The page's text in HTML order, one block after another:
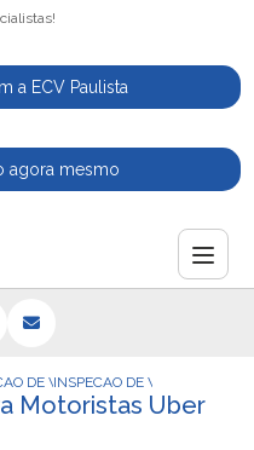
a ECV Paulista
agora mesmo
DE VEICULO PARA MOTORISTAS
INSPECAO DE VEICULO
Motoristas Uber